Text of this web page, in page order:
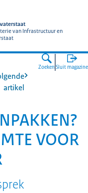
van Infrastructuur en
Zoeken Sluit magazine
artikel
VOOR